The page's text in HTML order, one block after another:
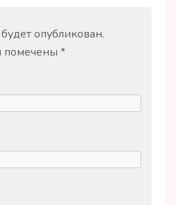
опубликован.
помечены *